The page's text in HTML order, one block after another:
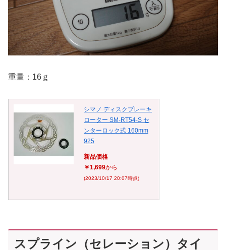
重量：16ｇ
シマノ ディスクブレーキ
ローター SM-RT54-S セ
ンターロック式 160mm
925
新品価格
￥1,699から
(2023/10/17 20:07時点)
スプライン（セレーション）タイ